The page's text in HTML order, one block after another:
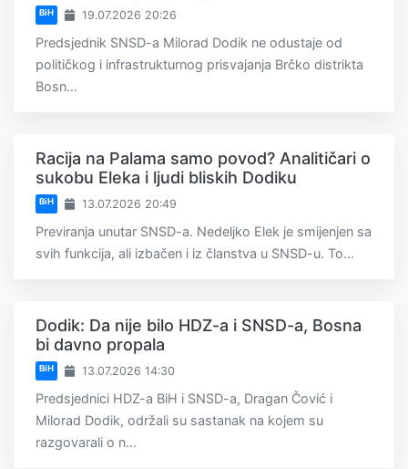
BiH 19.07.2026 20:26
Predsjednik SNSD-a Milorad Dodik ne odustaje od
političkog i infrastrukturnog prisvajanja Brčko distrikta
Bosn...
Racija na Palama samo povod? Analitičari o
sukobu Eleka i ljudi bliskih Dodiku
BiH 13.07.2026 20:49
Previranja unutar SNSD-a. Nedeljko Elek je smijenjen sa
svih funkcija, ali izbačen i iz članstva u SNSD-u. To...
Dodik: Da nije bilo HDZ-a i SNSD-a, Bosna
bi davno propala
BiH 13.07.2026 14:30
Predsjednici HDZ-a BiH i SNSD-a, Dragan Čović i
Milorad Dodik, održali su sastanak na kojem su
razgovarali o n...